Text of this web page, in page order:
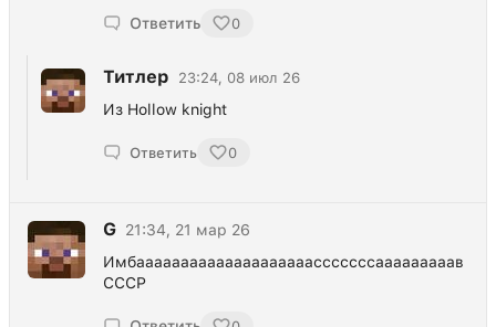
Ответить 0
Титлер 23:24, 08 июл 26
Из Hollow knight
Ответить 0
G 21:34, 21 мар 26
Имбаааааааааааааааааааасссссссааааааааав
СССР